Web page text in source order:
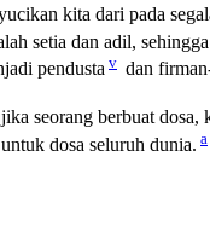
kita dari pada
setia dan adil,
pendusta v dan
seorang berbuat dosa,
dosa seluruh dunia. a